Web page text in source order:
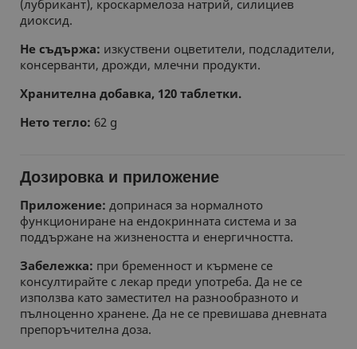
(лубрикант), кроскармелоза натрий, силициев
диоксид.
Не съдържа: изкуствени оцветители, подсладители,
консерванти, дрожди, млечни продукти.
Хранителна добавка, 120 таблетки.
Нето тегло: 62 g
Дозировка и приложение
Приложение: допринася за нормалното
функциониране на ендокринната система и за
поддържане на жизнеността и енергичността.
Забележка: при бременност и кърмене се
консултирайте с лекар преди употреба. Да не се
използва като заместител на разнообразното и
пълноценно хранене. Да не се превишава дневната
препоръчителна доза.